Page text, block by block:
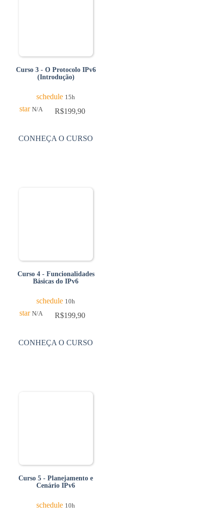
Curso 3 - O Protocolo IPv6
(Introdução)
schedule 15h
star N/A R$199,90
CONHEÇA O CURSO
Curso 4 - Funcionalidades
Básicas do IPv6
schedule 10h
star N/A R$199,90
CONHEÇA O CURSO
Curso 5 - Planejamento e
Cenário IPv6
schedule 10h